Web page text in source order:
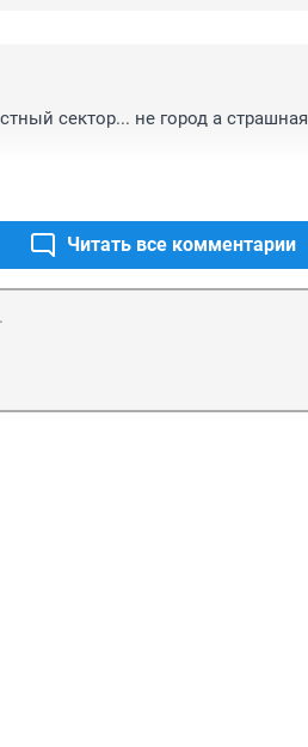
сектор... не город а
Читать все комментарии